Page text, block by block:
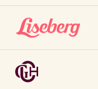
liseberg.se
Om Liseberg
Kontakta oss
Biljetter & priser